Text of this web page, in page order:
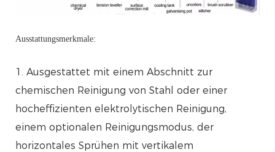
Ausstattungsmerkmale:
1. Ausgestattet mit einem Abschnitt zur
chemischen Reinigung von Stahl oder einer
hocheffizienten elektrolytischen Reinigung,
einem optionalen Reinigungsmodus, der
horizontales Sprühen mit vertikalem